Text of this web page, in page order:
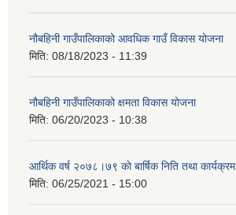
नौबहिनी गाउँपालिकाको आवधिक गाउँ विकास योजना
मिति: 08/18/2023 - 11:39
नौबहिनी गाउँपालिकाको क्षमता विकास योजना
मिति: 06/20/2023 - 10:38
आर्थिक वर्ष २०७८।७९ काे बार्षिक निति तथा कार्यक्रम
मिति: 06/25/2021 - 15:00